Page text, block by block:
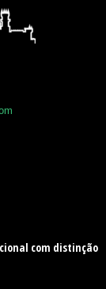
com distinção